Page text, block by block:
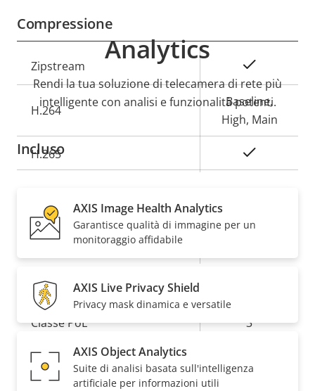
Compressione
Descrizione
della
proprietà
Valore
della
proprietà
Zipstream
H.264
Baseline,
High, Main
H.265
Audio
Descrizione
della
proprietà
Valore
della
proprietà
Supporto audio
Rete
Descrizione
proprietà
Valore
proprietà
Classe PoE 3
Sicurezza
Analytics
Rendi la tua soluzione di telecamera di rete più
intelligente con analisi e funzionalità potenti.
Incluso
AXIS Image Health Analytics
Garantisce qualità di immagine per un
monitoraggio affidabile
AXIS Live Privacy Shield
Privacy mask dinamica e versatile
AXIS Object Analytics
Suite di analisi basata sull'intelligenza
artificiale per informazioni utili